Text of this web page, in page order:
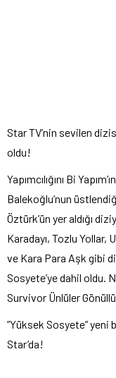
Star TV’nin sevilen
oldu!
Yapımcılığını Bi
Balekoğlu’nun
Öztürk’ün yer aldığı
Karadayı, Tozlu Yollar,
ve Kara Para Aşk gibi
Sosyete’ye dahil oldu.
Survivor Ünlüler
”Yüksek Sosyete” yeni
Star’da!